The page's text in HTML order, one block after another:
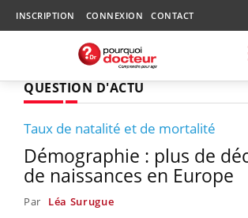
INSCRIPTION CONNEXION CONTACT
QUESTION D'ACTU
Taux de natalité et de mortalité
Démographie : plus de
de naissances en Europe
Par Léa Surugue